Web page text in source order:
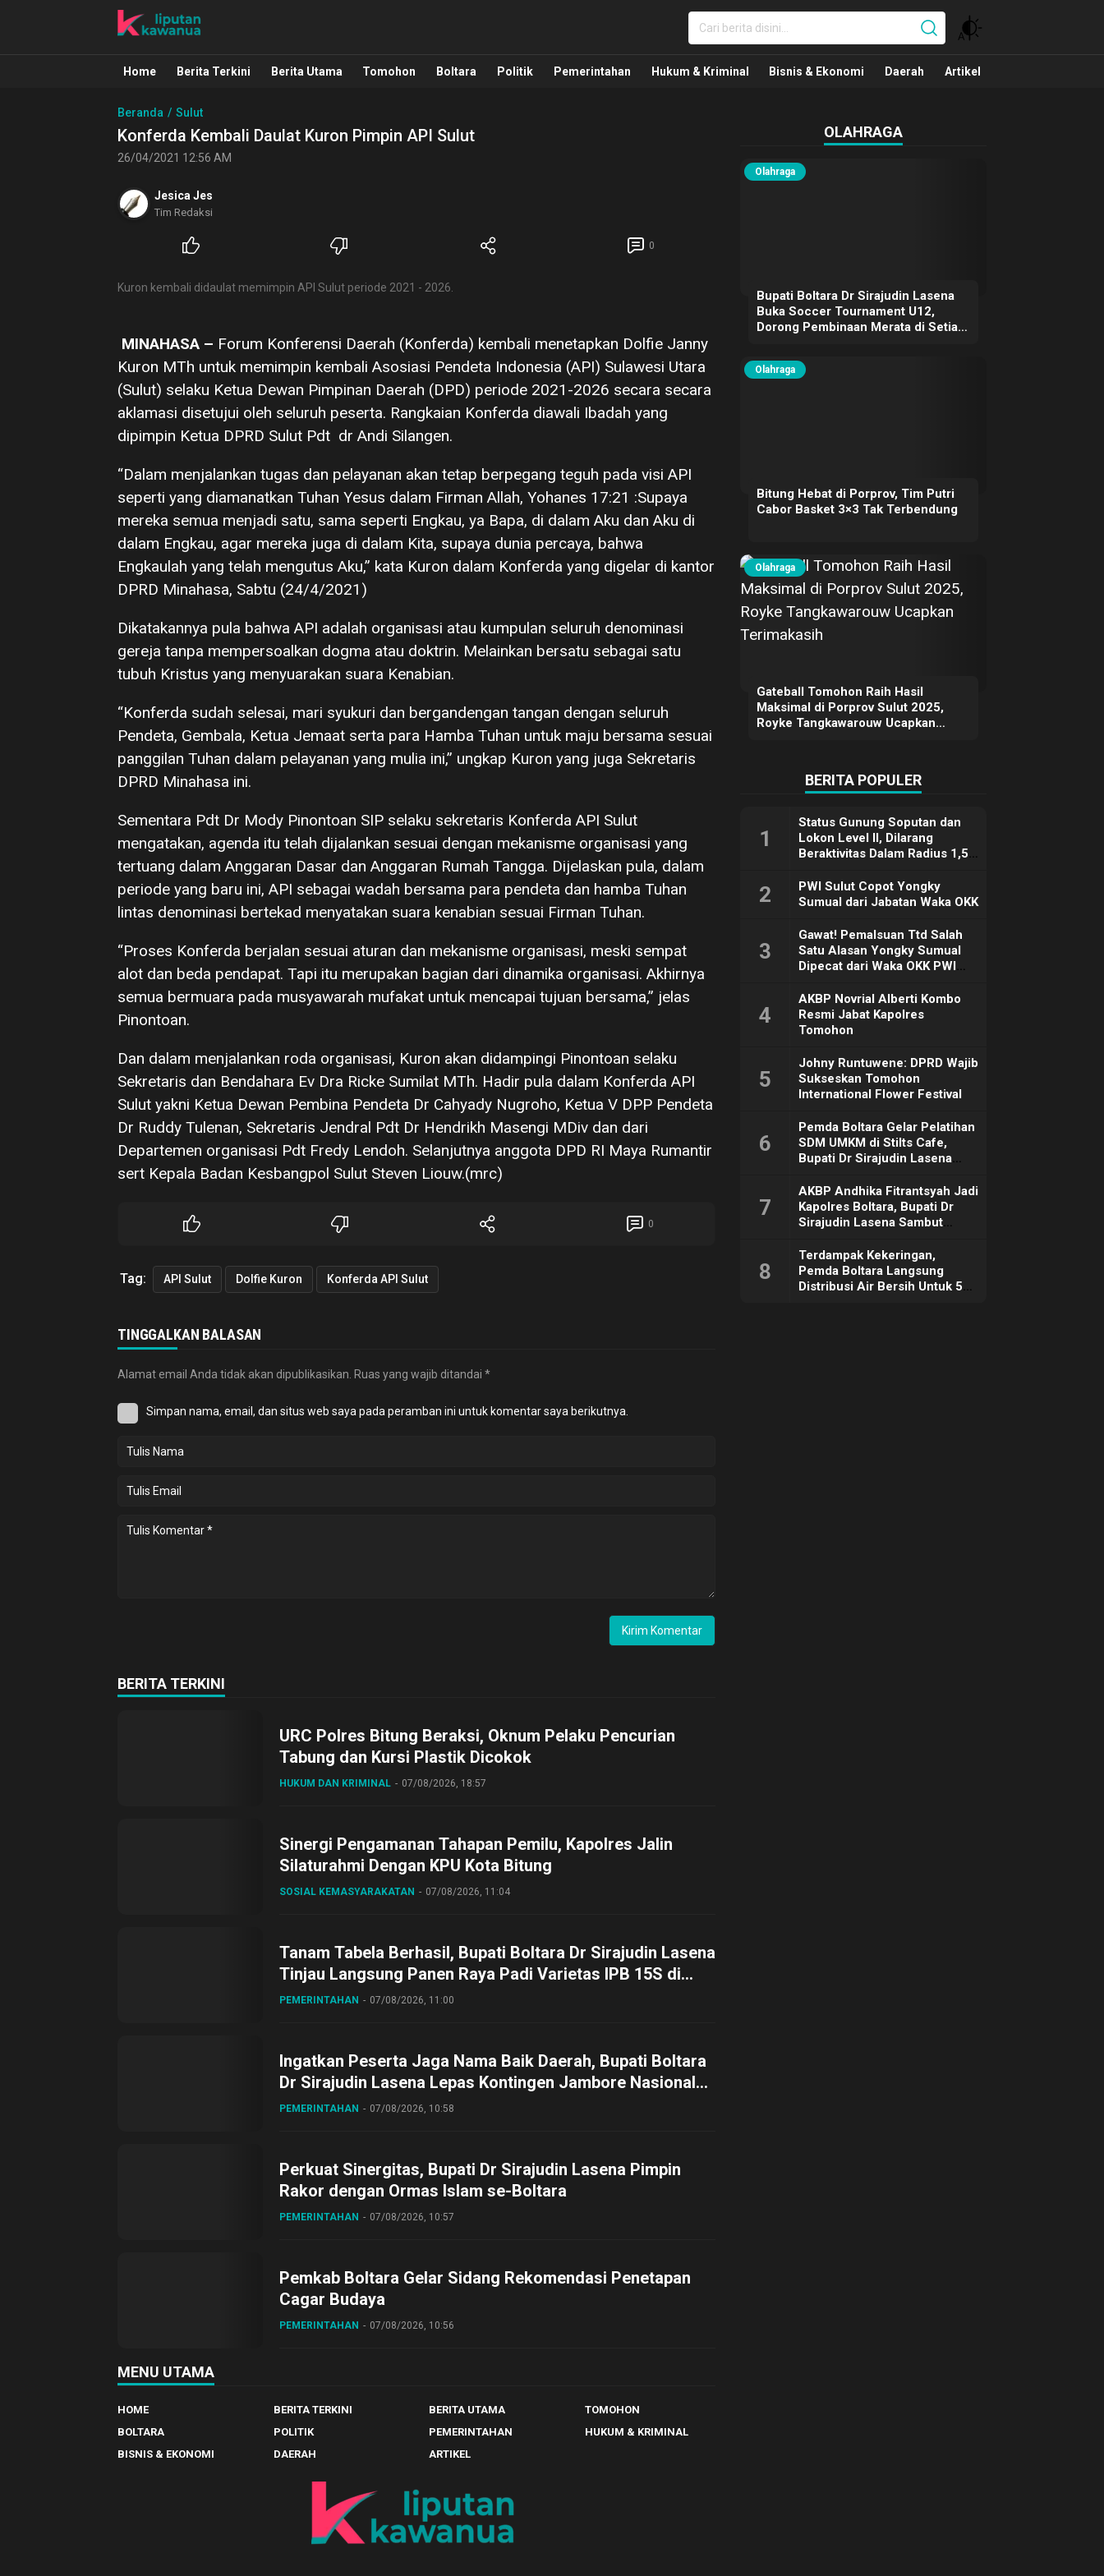
Liputan Kawanua
Berita Manado, Sulawesi Utara, Kawanua, Politik, Pemerintahan, Hukum Kriminal dan Nasional
Home Berita Terkini Berita Utama Tomohon Boltara Politik Pemerintahan Hukum & Kriminal Bisnis & Ekonomi Daerah Artikel
Beranda Sulut
Konferda Kembali Daulat Kuron Pimpin API Sulut
26/04/2021 12:56 AM
Jesica Jes
Tim Redaksi
0
Kuron kembali didaulat memimpin API Sulut periode 2021 - 2026.
MINAHASA – Forum Konferensi Daerah (Konferda) kembali menetapkan Dolfie Janny
Kuron MTh untuk memimpin kembali Asosiasi Pendeta Indonesia (API) Sulawesi Utara
(Sulut) selaku Ketua Dewan Pimpinan Daerah (DPD) periode 2021-2026 secara secara
aklamasi disetujui oleh seluruh peserta. Rangkaian Konferda diawali Ibadah yang
dipimpin Ketua DPRD Sulut Pdt dr Andi Silangen.
“Dalam menjalankan tugas dan pelayanan akan tetap berpegang teguh pada visi API
seperti yang diamanatkan Tuhan Yesus dalam Firman Allah, Yohanes 17:21 :Supaya
mereka semua menjadi satu, sama seperti Engkau, ya Bapa, di dalam Aku dan Aku di
dalam Engkau, agar mereka juga di dalam Kita, supaya dunia percaya, bahwa
Engkaulah yang telah mengutus Aku,” kata Kuron dalam Konferda yang digelar di kantor
DPRD Minahasa, Sabtu (24/4/2021)
Dikatakannya pula bahwa API adalah organisasi atau kumpulan seluruh denominasi
gereja tanpa mempersoalkan dogma atau doktrin. Melainkan bersatu sebagai satu
tubuh Kristus yang menyuarakan suara Kenabian.
“Konferda sudah selesai, mari syukuri dan bergandengan tangan dengan seluruh
Pendeta, Gembala, Ketua Jemaat serta para Hamba Tuhan untuk maju bersama sesuai
panggilan Tuhan dalam pelayanan yang mulia ini,” ungkap Kuron yang juga Sekretaris
DPRD Minahasa ini.
Sementara Pdt Dr Mody Pinontoan SIP selaku sekretaris Konferda API Sulut
mengatakan, agenda itu telah dijalankan sesuai dengan mekanisme organisasi yang
tertuang dalam Anggaran Dasar dan Anggaran Rumah Tangga. Dijelaskan pula, dalam
periode yang baru ini, API sebagai wadah bersama para pendeta dan hamba Tuhan
lintas denominasi bertekad menyatakan suara kenabian sesuai Firman Tuhan.
“Proses Konferda berjalan sesuai aturan dan mekanisme organisasi, meski sempat
alot dan beda pendapat. Tapi itu merupakan bagian dari dinamika organisasi. Akhirnya
semua bermuara pada musyawarah mufakat untuk mencapai tujuan bersama,” jelas
Pinontoan.
Dan dalam menjalankan roda organisasi, Kuron akan didampingi Pinontoan selaku
Sekretaris dan Bendahara Ev Dra Ricke Sumilat MTh. Hadir pula dalam Konferda API
Sulut yakni Ketua Dewan Pembina Pendeta Dr Cahyady Nugroho, Ketua V DPP Pendeta
Dr Ruddy Tulenan, Sekretaris Jendral Pdt Dr Hendrikh Masengi MDiv dan dari
Departemen organisasi Pdt Fredy Lendoh. Selanjutnya anggota DPD RI Maya Rumantir
sert Kepala Badan Kesbangpol Sulut Steven Liouw.(mrc)
0
Tag: API Sulut Dolfie Kuron Konferda API Sulut
TINGGALKAN BALASAN
Alamat email Anda tidak akan dipublikasikan. Ruas yang wajib ditandai *
Simpan nama, email, dan situs web saya pada peramban ini untuk komentar saya berikutnya.
BERITA TERKINI
URC Polres Bitung Beraksi, Oknum Pelaku Pencurian
Tabung dan Kursi Plastik Dicokok
HUKUM DAN KRIMINAL 07/08/2026, 18:57
Sinergi Pengamanan Tahapan Pemilu, Kapolres Jalin
Silaturahmi Dengan KPU Kota Bitung
SOSIAL KEMASYARAKATAN 07/08/2026, 11:04
Tanam Tabela Berhasil, Bupati Boltara Dr Sirajudin Lasena
Tinjau Langsung Panen Raya Padi Varietas IPB 15S di
Desa Gihang
PEMERINTAHAN 07/08/2026, 11:00
Ingatkan Peserta Jaga Nama Baik Daerah, Bupati Boltara
Dr Sirajudin Lasena Lepas Kontingen Jambore Nasional
ke XII di Buperta Cibubur
PEMERINTAHAN 07/08/2026, 10:58
Perkuat Sinergitas, Bupati Dr Sirajudin Lasena Pimpin
Rakor dengan Ormas Islam se-Boltara
PEMERINTAHAN 07/08/2026, 10:57
Pemkab Boltara Gelar Sidang Rekomendasi Penetapan
Cagar Budaya
PEMERINTAHAN 07/08/2026, 10:56
MENU UTAMA
HOME BERITA TERKINI BERITA UTAMA
TOMOHON
BOLTARA
POLITIK PEMERINTAHAN
HUKUM & KRIMINAL
BISNIS & EKONOMI
DAERAH ARTIKEL
OLAHRAGA
Olahraga
Bupati Boltara Dr Sirajudin Lasena
Buka Soccer Tournament U12,
Dorong Pembinaan Merata di Setiap
Olahraga
Bitung Hebat di Porprov, Tim Putri
Cabor Basket 3×3 Tak Terbendung
Olahraga
Gateball Tomohon Raih Hasil
Maksimal di Porprov Sulut 2025,
Royke Tangkawarouw Ucapkan
BERITA POPULER
1
Status Gunung Soputan dan
Lokon Level II, Dilarang
Beraktivitas Dalam Radius 1,5
2
PWI Sulut Copot Yongky
Sumual dari Jabatan Waka OKK
3
Gawat! Pemalsuan Ttd Salah
Satu Alasan Yongky Sumual
Dipecat dari Waka OKK PWI
4
AKBP Novrial Alberti Kombo
Resmi Jabat Kapolres
Tomohon
5
Johny Runtuwene: DPRD Wajib
Sukseskan Tomohon
International Flower Festival
6
Pemda Boltara Gelar Pelatihan
SDM UMKM di Stilts Cafe,
Bupati Dr Sirajudin Lasena
Dorong Ekonomi Daerah
7
AKBP Andhika Fitrantsyah Jadi
Kapolres Boltara, Bupati Dr
Sirajudin Lasena Sambut
8
Terdampak Kekeringan,
Pemda Boltara Langsung
Distribusi Air Bersih Untuk 50